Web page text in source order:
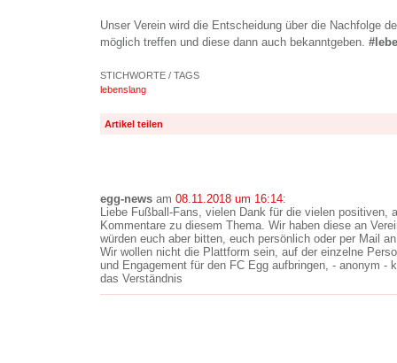
Unser Verein wird die Entscheidung über die Nachfolge
möglich treffen und diese dann auch bekanntgeben.
STICHWORTE / TAGS
lebenslang
Artikel teilen
egg-news am 08.11.2018 um 16:14:
Liebe Fußball-Fans, vielen Dank für die vielen positiven,
Kommentare zu diesem Thema. Wir haben diese an
würden euch aber bitten, euch persönlich oder per Mail
Wir wollen nicht die Plattform sein, auf der einzelne
und Engagement für den FC Egg aufbringen, - anonym -
das Verständnis